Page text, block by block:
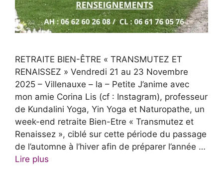
RETRAITE BIEN-ÊTRE « TRANSMUTEZ ET
RENAISSEZ » Vendredi 21 au 23 Novembre
2025 – Villenauxe – la – Petite J’anime avec
mon amie Corina Lis (cf : Instagram), professeur
de Kundalini Yoga, Yin Yoga et Naturopathe, un
week-end retraite Bien-Etre « Transmutez et
Renaissez », ciblé sur cette période du passage
de l’automne à l’hiver afin de préparer l’année …
Lire plus